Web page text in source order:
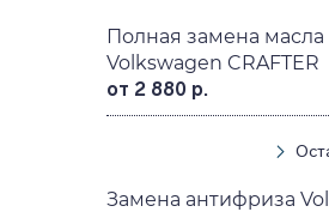
Полная замена
Volkswagen CRAFTER
от 2 880 р.
Замена антифриза